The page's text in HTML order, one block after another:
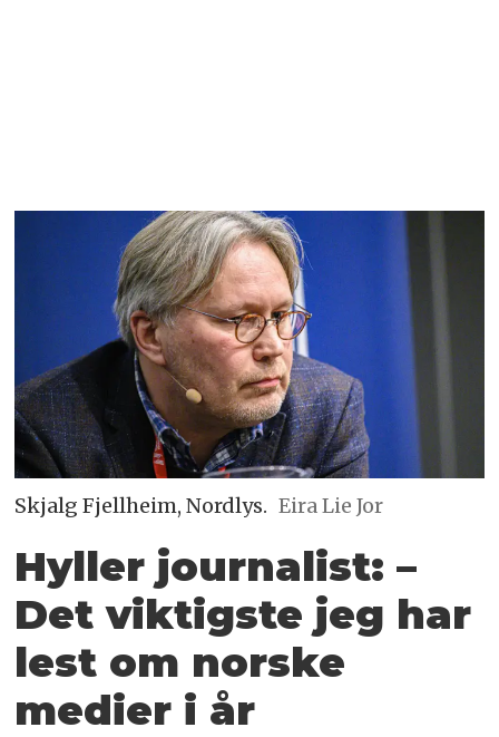
Skjalg Fjellheim, Nordlys. Eira Lie Jor
Hyller journalist: –
Det viktigste jeg har
lest om norske
medier i år